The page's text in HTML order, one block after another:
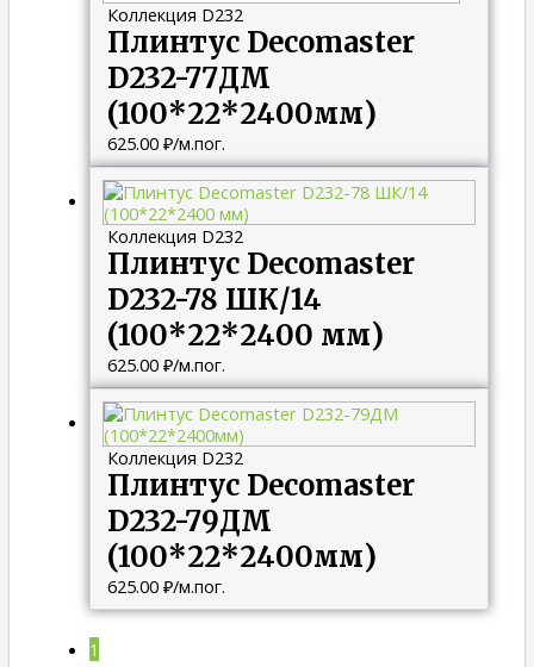
Коллекция D232
Плинтус Decomaster
D232-77ДМ
(100*22*2400мм)
625.00 ₽/м.пог.
Коллекция D232
Плинтус Decomaster
D232-78 ШК/14
(100*22*2400 мм)
625.00 ₽/м.пог.
Коллекция D232
Плинтус Decomaster
D232-79ДМ
(100*22*2400мм)
625.00 ₽/м.пог.
1